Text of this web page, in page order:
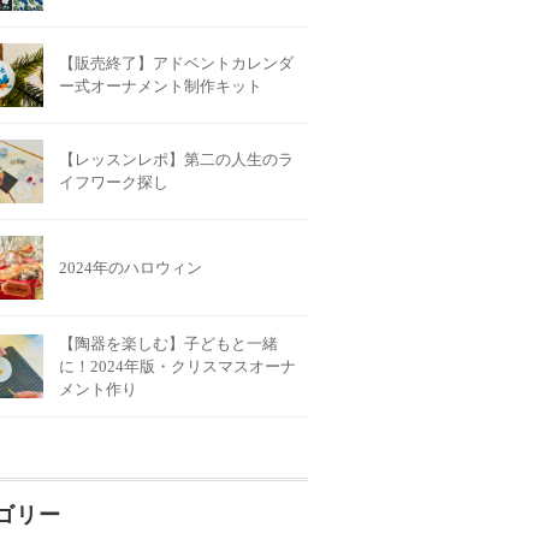
【販売終了】アドベントカレンダ
ー式オーナメント制作キット
【レッスンレポ】第二の人生のラ
イフワーク探し
2024年のハロウィン
【陶器を楽しむ】子どもと一緒
に！2024年版・クリスマスオーナ
メント作り
リー